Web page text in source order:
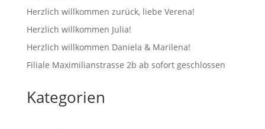
Herzlich willkommen zurück, liebe Verena!
Herzlich willkommen Julia!
Herzlich willkommen Daniela & Marilena!
Filiale Maximilianstrasse 2b ab sofort geschlossen
Kategorien